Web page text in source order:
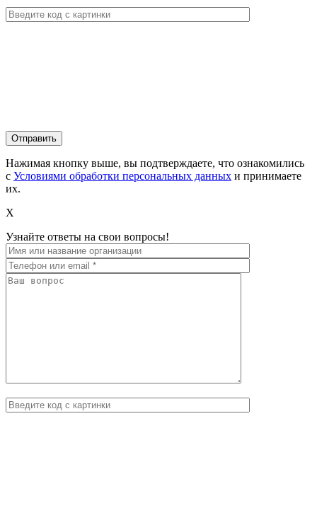
Нажимая кнопку выше, вы подтверждаете, что ознакомились
с Условиями обработки персональных данных и принимаете
их.
X
Узнайте ответы на свои вопросы!